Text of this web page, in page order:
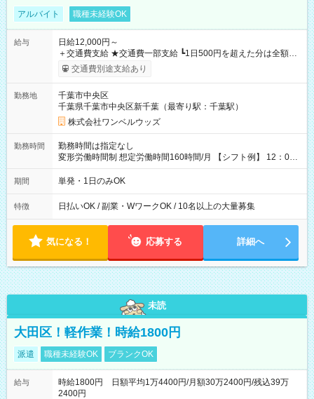
アルバイト 職種未経験OK
給与
日給12,000円～
＋交通費支給 ★交通費一部支給 ┗1日500円を超えた分は全額支
給！ ※往復500円以内の方は自己負担となります ★日払いOK！
（規定あり） ┗働いたその日に現金GET♪ お仕事後はコンビニ
なし
交通費別途支給あり
勤務地
千葉市中央区
千葉県千葉市中央区新千葉（最寄り駅：千葉駅）
株式会社ワンベルウッズ
勤務時間
勤務時間は指定なし
変形労働時間制 想定労働時間160時間/月 【シフト例】 12：00
～22：00
期間 単発・1日のみOK
特徴 日払いOK / 副業・WワークOK / 10名以上の大量募集
気になる！ 応募する 詳細へ
未読
大田区！軽作業！時給1800円
派遣 職種未経験OK ブランクOK
給与
時給1800円 日額平均1万4400円/月額30万2400円/残込39万
2400円